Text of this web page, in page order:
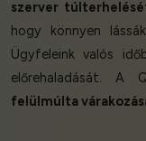
szerver
hogy könnyen
Ügyfeleink valós
előrehaladását. A
felülmúlta